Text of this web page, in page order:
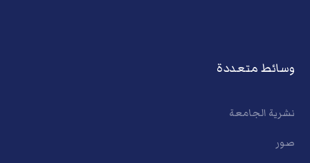
وسائط متعددة
نشرية الجامعة
صور